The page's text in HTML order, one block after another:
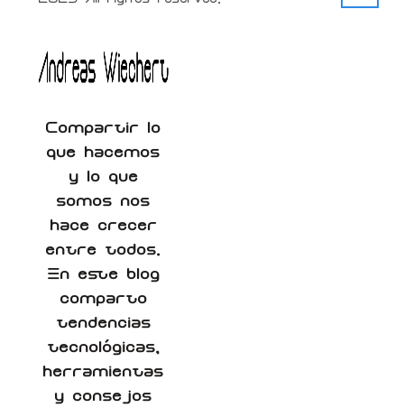
Compartir lo
que hacemos
y lo que
somos nos
hace crecer
entre todos.
En este blog
comparto
tendencias
tecnológicas,
herramientas
y consejos